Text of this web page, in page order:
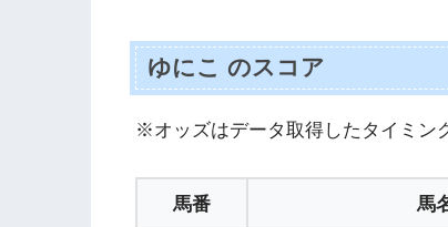
ゆにこ のスコア
※オッズはデータ取得したタイミン
馬番 馬